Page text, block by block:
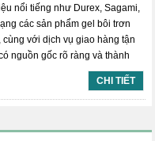
nổi tiếng như Durex, Sagami,
các sản phẩm gel bôi trơn
với dịch vụ giao hàng tận
nguồn gốc rõ ràng và thành
CHI TIẾT